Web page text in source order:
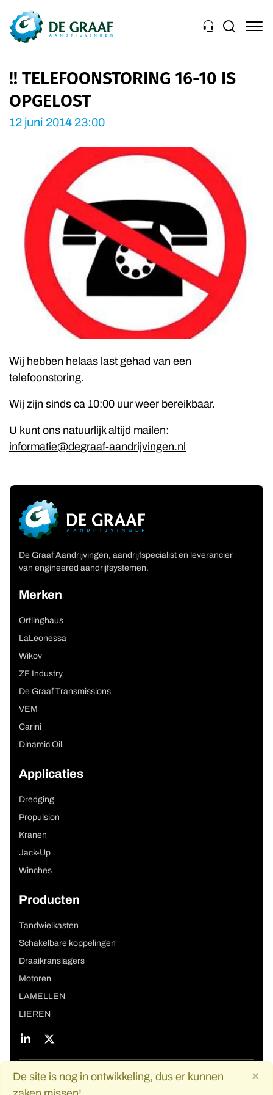
De site is nog in ontwikkeling, dus er kunnen
×
Navigation
!! TELEFOONSTORING 16-10 IS
OPGELOST
12 juni 2014 23:00
Wij hebben helaas last gehad van een
telefoonstoring.
Wij zijn sinds ca 10:00 uur weer bereikbaar.
U kunt ons natuurlijk altijd mailen:
informatie@degraaf-aandrijvingen.nl
De Graaf Aandrijvingen, aandrijfspecialist en leverancier
van engineered aandrijfsystemen.
Merken
Ortlinghaus
LaLeonessa
Wikov
ZF Industry
De Graaf Transmissions
VEM
Carini
Dinamic Oil
Applicaties
Dredging
Propulsion
Kranen
Jack-Up
Winches
Producten
Tandwielkasten
Schakelbare koppelingen
Draaikranslagers
Motoren
LAMELLEN
LIEREN
Copyright navigation
© 2026 De Graaf Aandrijvingen Privacy verklaring Disclaimer